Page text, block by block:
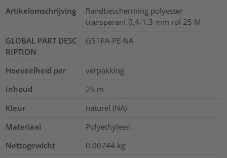
Artikelomschrijving
Randbescherming polyester
transparant 0,4-1,3 mm rol 25 M
GLOBAL PART DESC
RIPTION
G51PA-PE-NA
Hoeveelheid per
verpakking
Inhoud
25 m
Kleur
naturel (NA)
Materiaal
Polyethyleen
Nettogewicht
0.00744 kg